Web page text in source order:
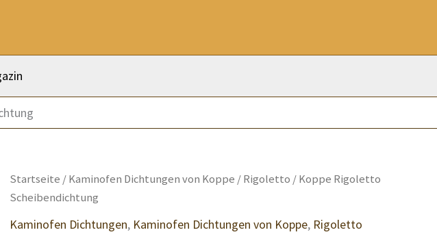
Startseite /Kaminofen Dichtungen von Koppe /Rigoletto / Koppe Rigoletto
Scheibendichtung
Kaminofen Dichtungen, Kaminofen Dichtungen von Koppe, Rigoletto